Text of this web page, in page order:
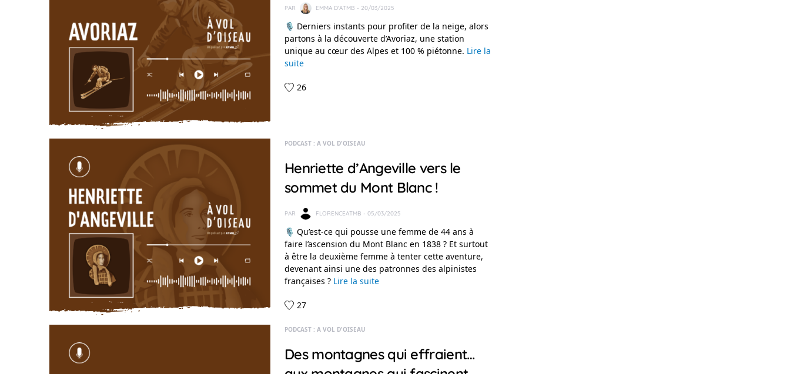
PAR EMMA D'ATMB - 20/03/2025
🎙️ Derniers instants pour profiter de la neige, alors
partons à la découverte d’Avoriaz, une station
unique au cœur des Alpes et 100 % piétonne. Lire la
suite
26
PODCAST : A VOL D'OISEAU
Henriette d’Angeville vers le
sommet du Mont Blanc !
PAR FLORENCEATMB - 05/03/2025
🎙️ Qu’est-ce qui pousse une femme de 44 ans à
faire l’ascension du Mont Blanc en 1838 ? Et surtout
à être la deuxième femme à tenter cette aventure,
devenant ainsi une des patronnes des alpinistes
françaises ? Lire la suite
27
PODCAST : A VOL D'OISEAU
Des montagnes qui effraient…